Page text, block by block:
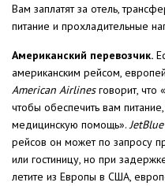
Вам заплатят за отель,
питание и прохладительные
Американский перевозчик.
американским рейсом,
American Airlinesговорит, что
чтобы обеспечить вам
медицинскую помощь».JetBlue
рейсов он может по запросу
или гостиницу, но при
летите из Европы в США,